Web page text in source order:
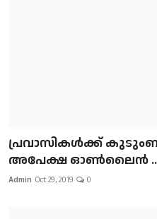
പ്രവാസികള്‍ക്ക് കുടുംബ
അപേക്ഷ ഓൺലൈൻ
Admin Oct 29, 2019 0